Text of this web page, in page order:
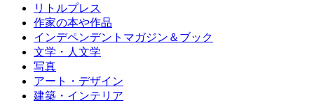
リトルプレス
作家の本や作品
インデペンデントマガジン＆ブック
文学・人文学
写真
アート・デザイン
建築・インテリア